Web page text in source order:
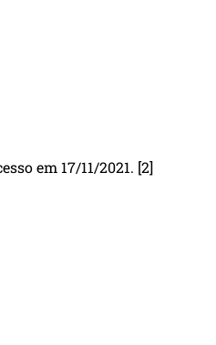
em 17/11/2021. [2]